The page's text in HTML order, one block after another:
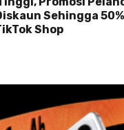
Sehingga
Shop